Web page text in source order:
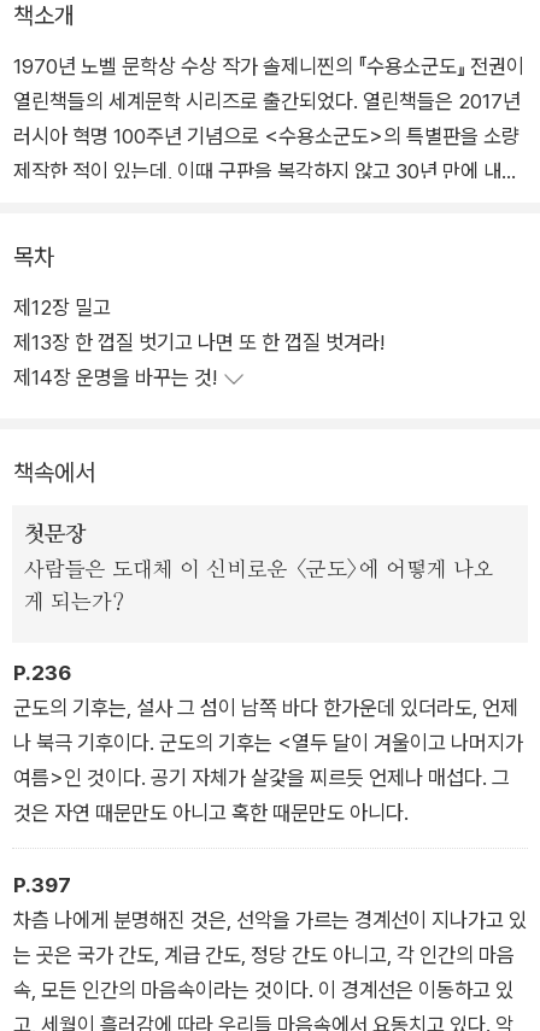
책소개
1970년 노벨 문학상 수상 작가 솔제니찐의 『수용소군도』 전권이
열린책들의 세계문학 시리즈로 출간되었다. 열린책들은 2017년
러시아 혁명 100주년 기념으로 <수용소군도>의 특별판을 소량
제작한 적이 있는데, 이때 구판을 복각하지 않고 30년 만에 내용
즈로 출간되는 판본은 이를 바탕으로 한 것이다.
즉 각종 오류들을 바로잡고 그동안 바뀐 한글 맞춤법과 러시아어
표기법을 반영하였다. 또 GPU, NKVD, KGB 등 소련의 <기관>
명칭을 정리하여 알아보기 쉽게 알파벳 약자로 표기했다. 특히 원
통해 더욱 생생하게 다가온다.
『수용소군도』는 지난 100년의 러시아 역사 중에서 가장 잔혹하
고 충격적인 부분을 낱낱이 드러낸 책이다. 결국 이 책으로 인해
제의 붕괴로까지 이어졌다. 지난 20세기의 역사를 성찰함에 있
어, 그리고 권력이 일반인들의 삶을 파괴하는 문제에 대해 이보다
강력하고 충격적인 참고 자료는 없을 것이다.
목차
제12장 밀고
제13장 한 껍질 벗기고 나면 또 한 껍질 벗겨라!
제14장 운명을 바꾸는 것!
책속에서
첫문장
사람들은 도대체 이 신비로운 <군도>에 어떻게 나오
게 되는가?
P.236
군도의 기후는, 설사 그 섬이 남쪽 바다 한가운데 있더라도, 언제
나 북극 기후이다. 군도의 기후는 <열두 달이 겨울이고 나머지가
여름>인 것이다. 공기 자체가 살갗을 찌르듯 언제나 매섭다. 그
것은 자연 때문만도 아니고 혹한 때문만도 아니다.
P.397
차츰 나에게 분명해진 것은, 선악을 가르는 경계선이 지나가고 있
는 곳은 국가 간도, 계급 간도, 정당 간도 아니고, 각 인간의 마음
속, 모든 인간의 마음속이라는 것이다. 이 경계선은 이동하고 있
고, 세월이 흘러감에 따라 우리들 마음속에서 요동치고 있다. 악